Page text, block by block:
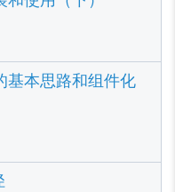
基本思路和组件化